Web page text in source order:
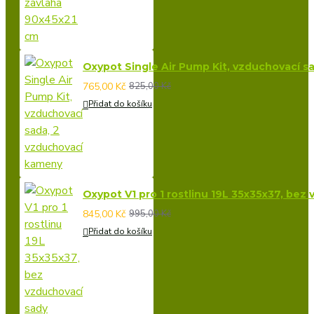
Oxypot Single Air Pump Kit, vzduchovací
765,00 Kč 825,00 Kč
Přidat do košíku
Oxypot V1 pro 1 rostlinu 19L 35x35x37, bez
845,00 Kč 995,00 Kč
Přidat do košíku